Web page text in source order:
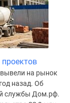
на рынок
назад. Об
службы Дом.рф.